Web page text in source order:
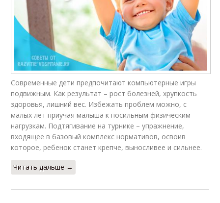
Современные дети предпочитают компьютерные игры
подвижным. Как результат – рост болезней, хрупкость
здоровья, лишний вес. Избежать проблем можно, с
малых лет приучая малыша к посильным физическим
нагрузкам. Подтягивание на турнике – упражнение,
входящее в базовый комплекс нормативов, освоив
которое, ребенок станет крепче, выносливее и сильнее.
Читать дальше →